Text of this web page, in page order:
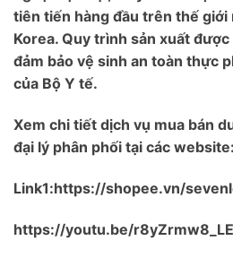
tiên tiến hàng đầu trên thế giới
Korea. Quy trình sản xuất
đảm bảo vệ sinh an toàn thực
của Bộ Y tế.
Xem chi tiết dịch vụ mua bán
đại lý phân phối tại các website:
Link1:https://shopee.vn/
https://youtu.be/r8yZrmw8_LE